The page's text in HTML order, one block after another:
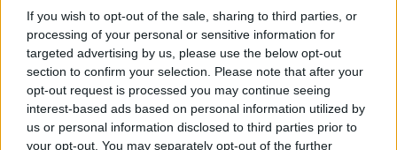
If you wish to opt-out of the sale, sharing to third parties, or
processing of your personal or sensitive information for
targeted advertising by us, please use the below opt-out
section to confirm your selection. Please note that after your
opt-out request is processed you may continue seeing
interest-based ads based on personal information utilized by
us or personal information disclosed to third parties prior to
your opt-out. You may separately opt-out of the further
apre le sue porte per le attività di orientamento rivolte agli alunni
degli Istituti Comprensivi elbani.
I locali di Concia di Terra ospiteranno, da stamattina, gli alunni dei
Comprensivi per assistere a lezioni nei laboratori che
caratterizzano i diversi indirizzi (Scienze Applicate, Professionale
Alberghiero e Professionale Manutenzione ed Assistenza Tecnica).